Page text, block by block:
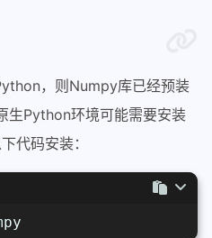
，则Numpy库已经预装
生Python环境可能需要安装
代码安装：